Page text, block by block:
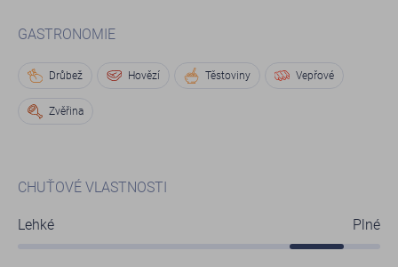
GASTRONOMIE
Drůbež Hovězí Těstoviny Vepřové
Zvěřina
CHUŤOVÉ VLASTNOSTI
Lehké Plné